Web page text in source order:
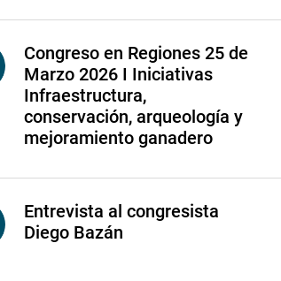
Congreso en Regiones 25 de
Marzo 2026 I Iniciativas
Infraestructura,
conservación, arqueología y
mejoramiento ganadero
Entrevista al congresista
Diego Bazán